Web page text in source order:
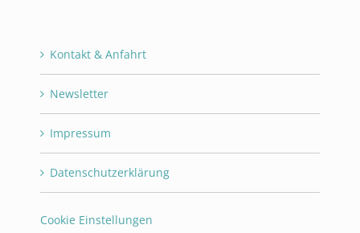
Kontakt & Anfahrt
Newsletter
Impressum
Datenschutzerklärung
Cookie Einstellungen